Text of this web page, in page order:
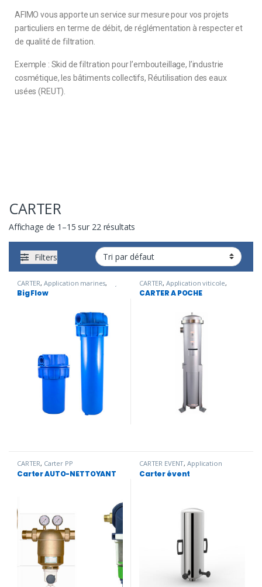
AFIMO vous apporte un service sur mesure pour vos projets
particuliers en terme de débit, de réglémentation à respecter et
de qualité de filtration.
Exemple : Skid de filtration pour l’embouteillage, l’industrie
cosmétique, les bâtiments collectifs, Réutilisation des eaux
usées (REUT).
CARTER
Affichage de 1–15 sur 22 résultats
Filters
CARTER, Application marines,
Carter PP , Embouteillage ENTRÉE
DE BÂTIMENT
Big Flow
CARTER, Application viticole,
CARTER A POCHE,Embouteillage
ENTRÉE DE BÂTIMENT
CARTER A POCHE
CARTER, Carter PP
Carter AUTO-NETTOYANT
CARTER EVENT,Application
viticole CARTER,Embouteillage
Industrie cosmétique
Carter évent